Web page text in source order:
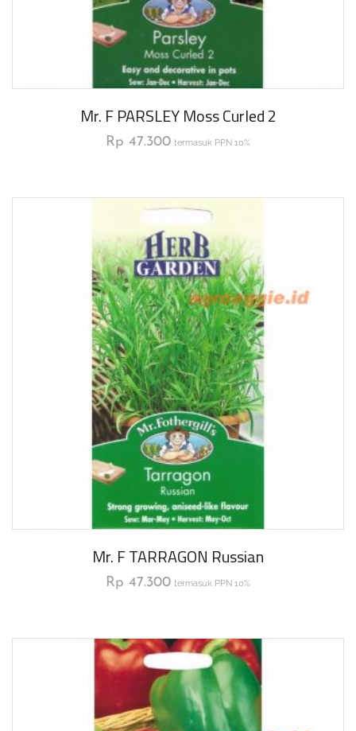
Mr. F PARSLEY Moss Curled 2
Rp 47.300 termasuk PPN 10%
Mr. F TARRAGON Russian
Rp 47.300 termasuk PPN 10%